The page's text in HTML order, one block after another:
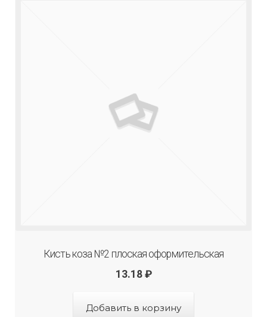
Кисть коза №2 плоская оформительская
13.18 ₽
Добавить в корзину